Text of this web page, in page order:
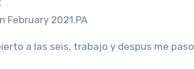
February 2021.PA
a las seis, trabajo y despus me